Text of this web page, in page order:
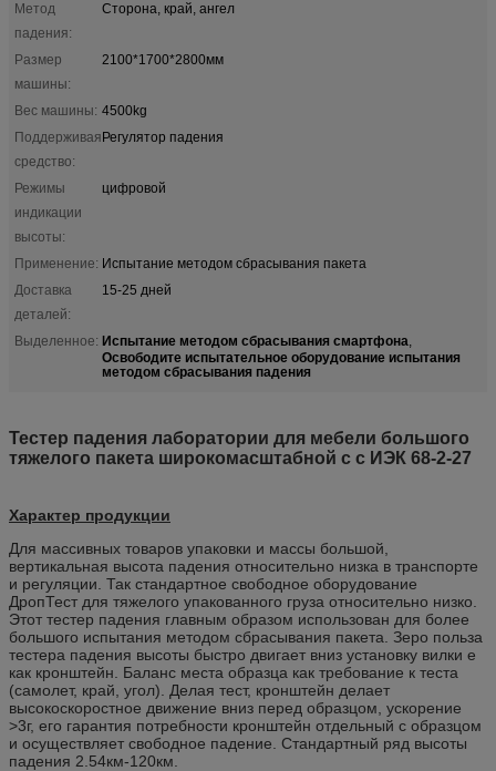
Метод
падения:
Сторона, край, ангел
Размер
машины:
2100*1700*2800мм
Вес машины: 4500kg
Поддерживая
средство:
Регулятор падения
Режимы
индикации
высоты:
цифровой
Применение: Испытание методом сбрасывания пакета
Доставка
деталей:
15-25 дней
Выделенное: Испытание методом сбрасывания смартфона,
Освободите испытательное оборудование испытания
методом сбрасывания падения
Тестер падения лаборатории для мебели большого
тяжелого пакета широкомасштабной с с ИЭК 68-2-27
Характер продукции
Для массивных товаров упаковки и массы большой,
вертикальная высота падения относительно низка в транспорте
и регуляции. Так стандартное свободное оборудование
ДропТест для тяжелого упакованного груза относительно низко.
Этот тестер падения главным образом использован для более
большого испытания методом сбрасывания пакета. Зеро польза
тестера падения высоты быстро двигает вниз установку вилки е
как кронштейн. Баланс места образца как требование к теста
(самолет, край, угол). Делая тест, кронштейн делает
высокоскоростное движение вниз перед образцом, ускорение
>3г, его гарантия потребности кронштейн отдельный с образцом
и осуществляет свободное падение. Стандартный ряд высоты
падения 2.54км-120км.